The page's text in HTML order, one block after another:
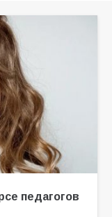
педагогов